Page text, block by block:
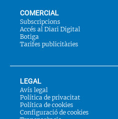
COMERCIAL
Subscripcions
Accés al Diari Digital
Botiga
Tarifes publicitàries
LEGAL
Avís legal
Política de privacitat
Política de cookies
Configuració de cookies